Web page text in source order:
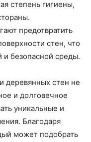
степень гигиены,
предотвратить
стен, что
и безопасной среды.
деревянных стен не
и долговечное
уникальные и
Благодаря
может подобрать